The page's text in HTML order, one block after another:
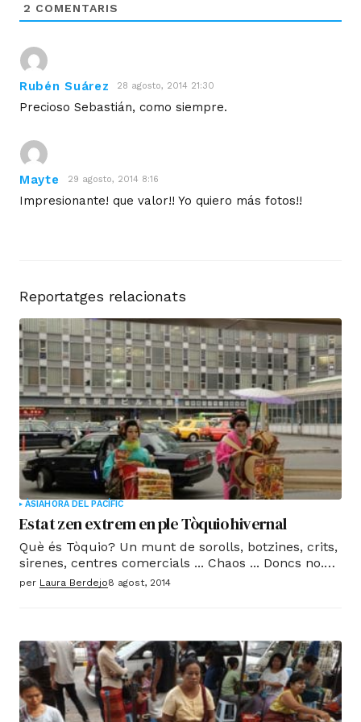
2 COMENTARIS
Rubén Suárez 28 agosto, 2014 21:30
Precioso Sebastián, como siempre.
Mayte 29 agosto, 2014 8:16
Impresionante! que valor!! Yo quiero más fotos!!
Reportatges relacionats
ÀSIAHORA DEL PACÍFIC
Estat zen extrem en ple Tòquio hivernal
Què és Tòquio? Un munt de sorolls, botzines, crits,
sirenes, centres comercials ... Chaos ... Doncs no.
Resulta que no. Tòquio és més semblant a el fons
per Laura Berdejo8 agost, 2014